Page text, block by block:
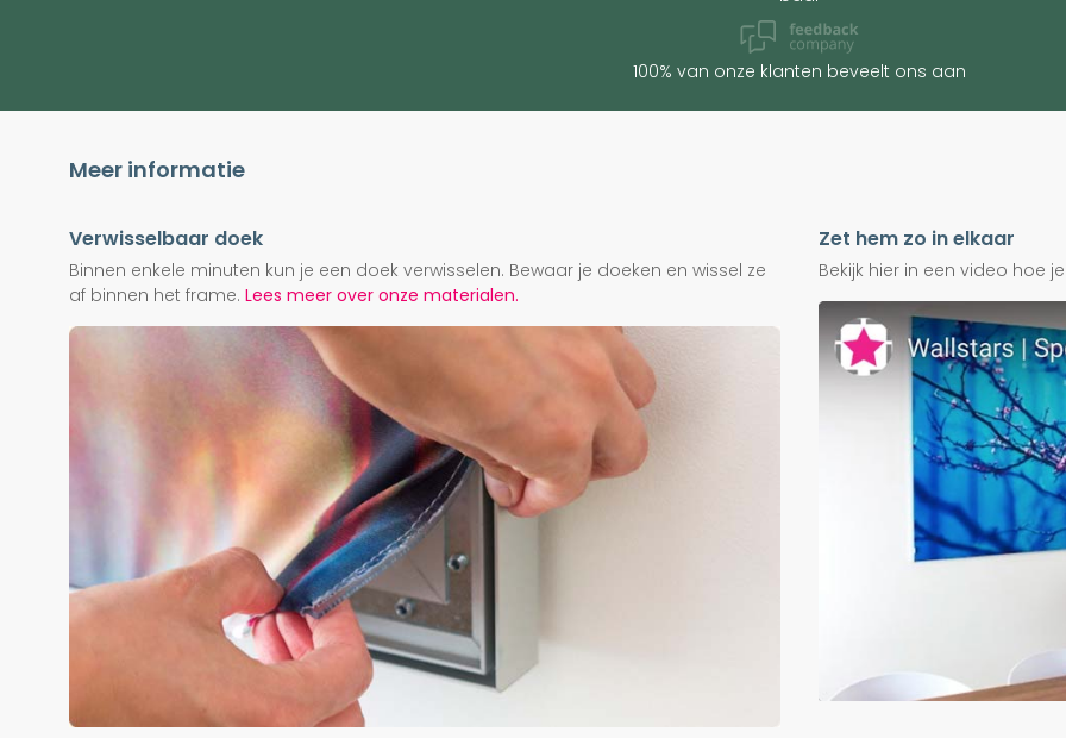
100% van onze klanten beveelt ons aan
Meer informatie
Verwisselbaar doek
Binnen enkele minuten kun je een doek verwisselen. Bewaar je doeken en wissel ze
af binnen het frame. Lees meer over onze materialen.
Zet hem zo in elkaar
Bekijk hier in een video hoe